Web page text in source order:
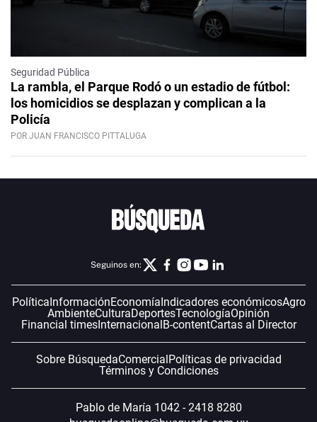
Seguridad Pública
La rambla, el Parque Rodó o un estadio de fútbol:
los homicidios se desplazan y complican a la
Policía
POR JUAN FRANCISCO PITTALUGA
Seguinos en:
Política InformaciónEconomía Indicadores económicosAgro
AmbienteCulturaDeportesTecnologíaOpinión
Financial timesInternacional B-contentCartas al Director
Sobre BúsquedaComercial Políticas de privacidad
Términos y Condiciones
Pablo de María 1042 - 2418 8280